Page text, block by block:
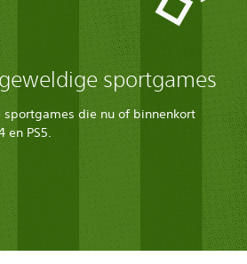
sportgames
die nu of binnenkort
PS5.